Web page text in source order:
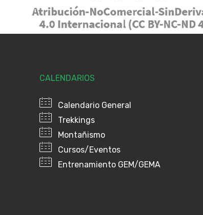
CALENDARIOS
Calendario General
Trekkings
Montañismo
Cursos/Eventos
Entrenamiento GEM/GEMA